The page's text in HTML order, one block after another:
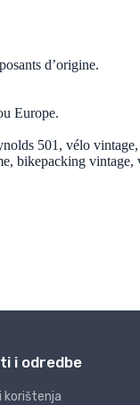
i odredbe
korištenja